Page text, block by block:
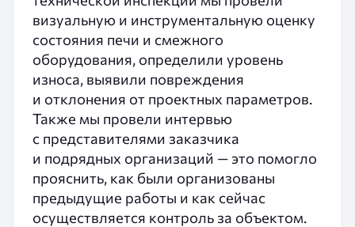
визуальную и инструментальную оценку
состояния печи и смежного
оборудования, определилиуровень
износа, выявили повреждения
и отклонения от проектных параметров.
Также мы провели интервью
с представителями заказчика
и подрядных организаций — это помогло
прояснить, как были организованы
предыдущие работы и как сейчас
осуществляется контроль за объектом.